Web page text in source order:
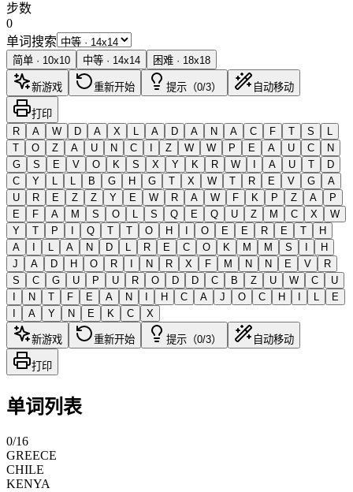
步数
0
单词搜索
简单 · 10x10 中等 · 14x14 困难 · 18x18
新游戏 重新开始 提示（0/3） 自动移动
打印
R
A W D A X L A D A N A C F T S
L
T
O Z A U N C I Z W W P E A U C
N
G
S E V O K S X Y K R W I A U T
D
C
Y L L B G H G T X W T R E V G
A
U
R E Z Z Y E W R A W F K P Z A
P
E
F A M S O L S Q E Q U Z M C X
W
Y
T P I Q T T O H I O E E R E T
H
A
I L A N D L R E C O K M M S I
H
J
A D H O R I N R X F M N N E V
R
S
C G U P U R O D D C B Z U W C
U
I
N T F E A N I H C A J O C H I L
E
I
A Y N E K C X
新游戏 重新开始 提示（0/3） 自动移动
打印
单词列表
0/16
GREECE
CHILE
KENYA